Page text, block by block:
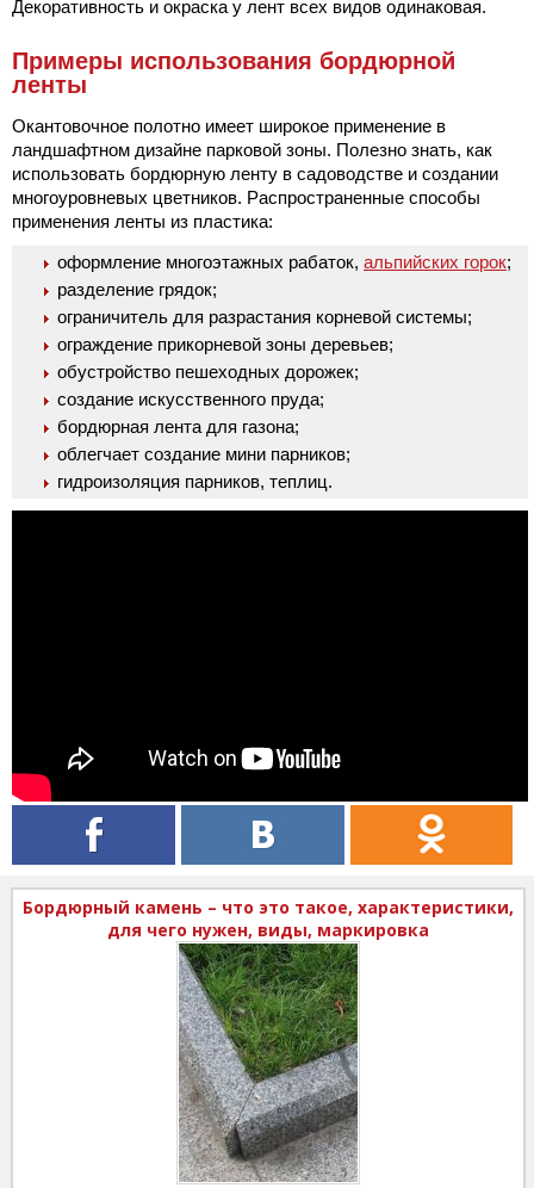
Декоративность и окраска у лент всех видов одинаковая.
Примеры использования бордюрной
ленты
Окантовочное полотно имеет широкое применение в
ландшафтном дизайне парковой зоны. Полезно знать, как
использовать бордюрную ленту в садоводстве и создании
многоуровневых цветников. Распространенные способы
применения ленты из пластика:
оформление многоэтажных рабаток, альпийских горок;
разделение грядок;
ограничитель для разрастания корневой системы;
ограждение прикорневой зоны деревьев;
обустройство пешеходных дорожек;
создание искусственного пруда;
бордюрная лента для газона;
облегчает создание мини парников;
гидроизоляция парников, теплиц.
Бордюрный камень – что это такое, характеристики,
для чего нужен, виды, маркировка